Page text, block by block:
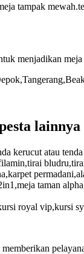
tampak
menjadikan
kerucut atau
taman
royal vip,kursi